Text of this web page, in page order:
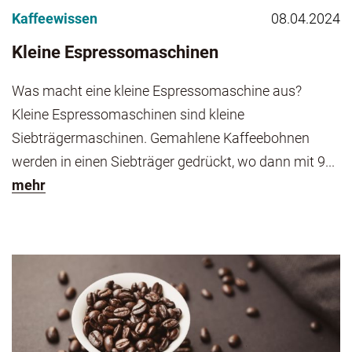
Kaffeewissen 08.04.2024
Kleine Espressomaschinen
Was macht eine kleine Espressomaschine aus?
Kleine Espressomaschinen sind kleine
Siebträgermaschinen. Gemahlene Kaffeebohnen
werden in einen Siebträger gedrückt, wo dann mit 9...
mehr